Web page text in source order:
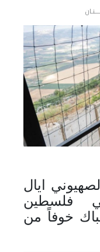
ايال
فلسطين
خوفاً من